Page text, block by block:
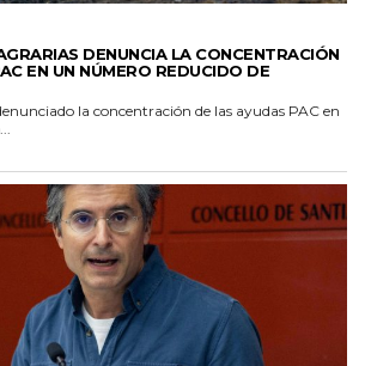
DENUNCIA LA CONCENTRACIÓN
EN UN NÚMERO REDUCIDO DE
la concentración de las ayudas PAC en